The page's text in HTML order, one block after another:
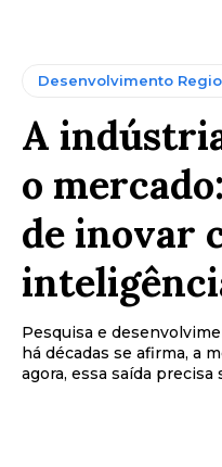
Desenvolvimento
A
o
de inovar
Pesquisa e
há décadas se afirma, a
agora, essa saída precisa